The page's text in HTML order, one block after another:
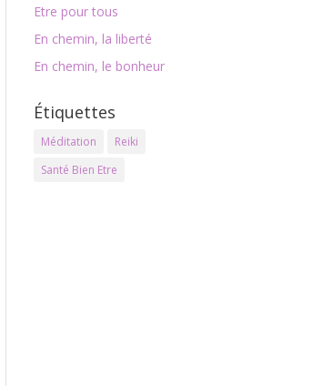
Etre pour tous
En chemin, la liberté
En chemin, le bonheur
Étiquettes
Méditation
Reiki
Santé Bien Etre